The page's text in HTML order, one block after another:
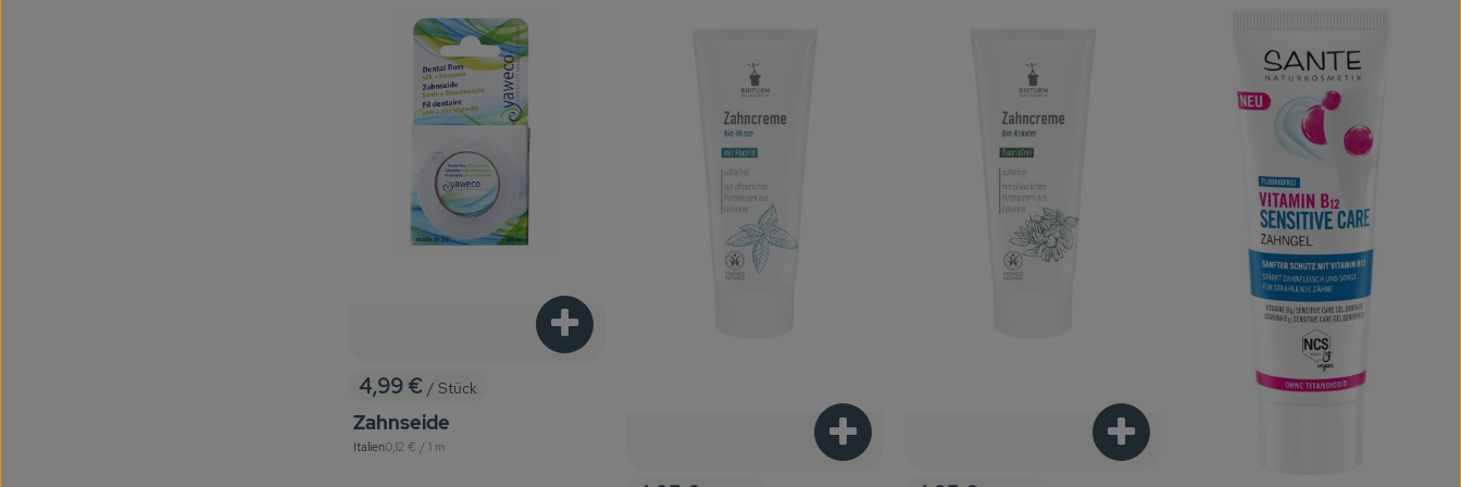
, Preis:
4,99 € / Stück
Zahnseide
, Herkunft:
Italien, Referenzpreis:
0,12 € / 1 m
Produkt zum Warenkorb hinzufügen
Produkt zum Warenkorb hinzufügenProdukt zum Warenkorb hinzufügen